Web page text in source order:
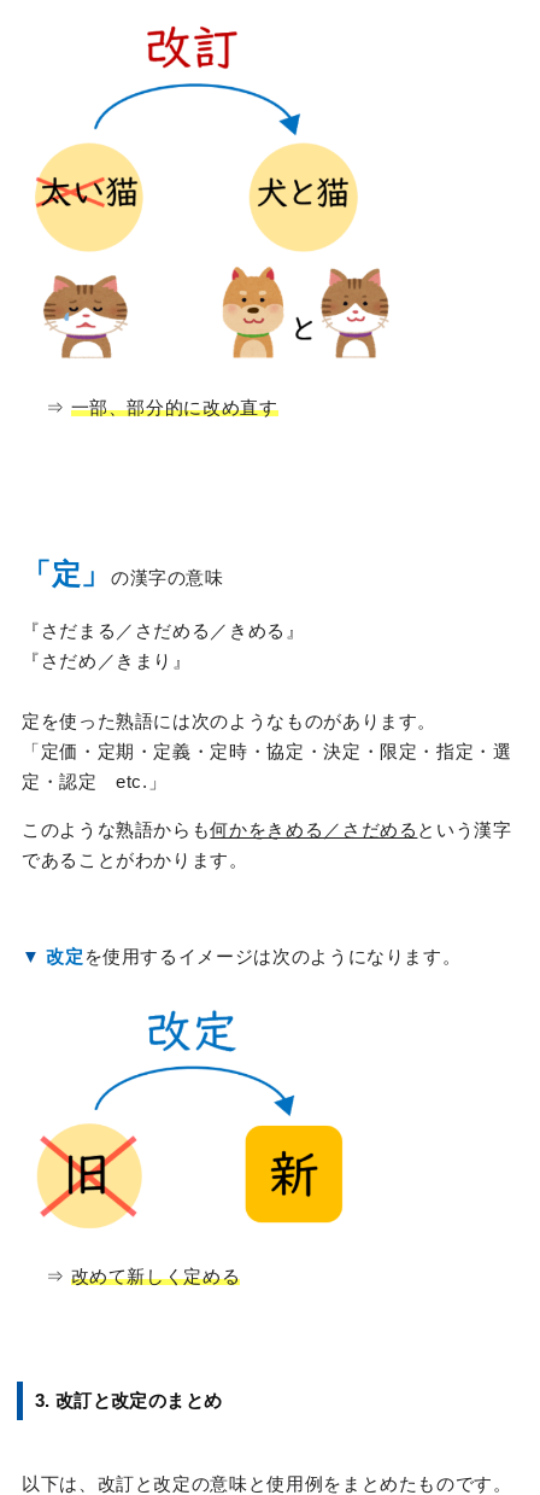
⇒ 一部、部分的に改め直す
「定」 の漢字の意味
『さだまる／さだめる／きめる』
『さだめ／きまり』
定を使った熟語には次のようなものがあります。
「定価・定期・定義・定時・協定・決定・限定・指定・選
定・認定 etc.」
このような熟語からも何かをきめる／さだめる という漢字
であることがわかります。
▼改定 を使用するイメージは次のようになります。
⇒ 改めて新しく定める
3. 改訂と改定のまとめ
以下は、改訂と改定の意味と使用例をまとめたものです。